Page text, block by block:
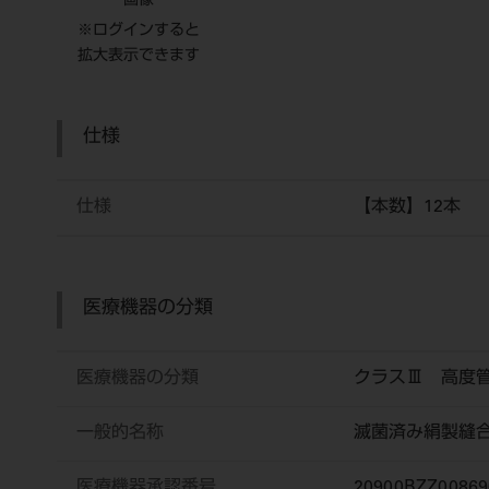
※ログインすると
拡大表示できます
仕様
仕様 【本数】12本
医療機器の分類
医療機器の分類 クラスⅢ 高度
一般的名称 滅菌済み絹製縫